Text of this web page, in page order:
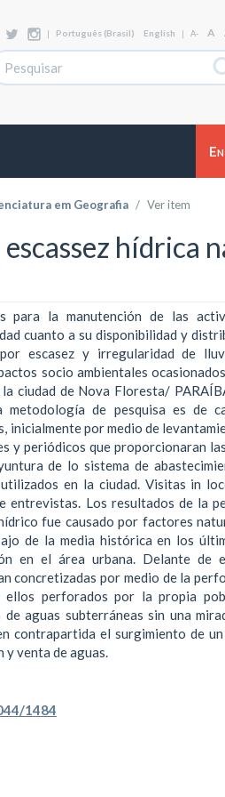
| Português (Brasil) English | A- A
em Geografia Ver item
hídrica
para la manutención de las
cuanto a su disponibilidad y
escasez y irregularidad de
socio ambientales
ciudad de Nova Floresta/
de pesquisa es de
inicialmente por medio de
y periódicos que proporcionaran
de lo sistema de
en la ciudad. Visitas in
Los resultados de la
fue causado por factores
de la media histórica en los
en el área urbana. Delante de
concretizadas por medio de la
perforados por la propia
aguas subterráneas sin una
contrapartida el surgimiento de
y venta de aguas.
1484